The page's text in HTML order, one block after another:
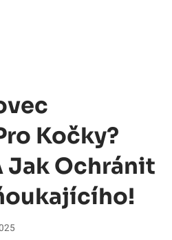
Kočky?
Jak Ochránit